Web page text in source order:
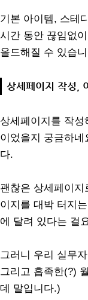
기본 아이템, 스테
시간 동안 끊임없
올드해질 수 있습
상세페이지 작성,
상세페이지를 작
이었을지 궁금하
다.
괜찮은 상세페이
이지를 대박 터지
에 달려 있다는 걸
그러니 우리 실무
그리고 흡족한(?)
데 말입니다.)​